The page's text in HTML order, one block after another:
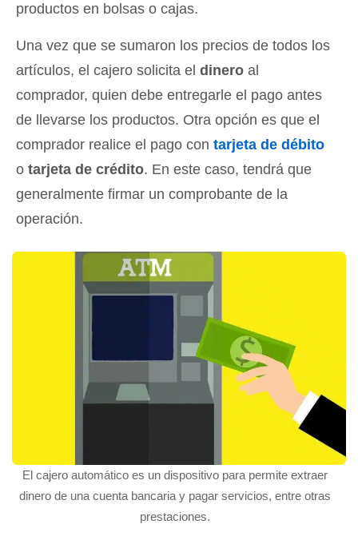
productos en bolsas o cajas.
Una vez que se sumaron los precios de todos los
artículos, el cajero solicita el dinero al
comprador, quien debe entregarle el pago antes
de llevarse los productos. Otra opción es que el
comprador realice el pago con tarjeta de débito
o tarjeta de crédito. En este caso, tendrá que
generalmente firmar un comprobante de la
operación.
El cajero automático es un dispositivo para permite extraer
dinero de una cuenta bancaria y pagar servicios, entre otras
prestaciones.